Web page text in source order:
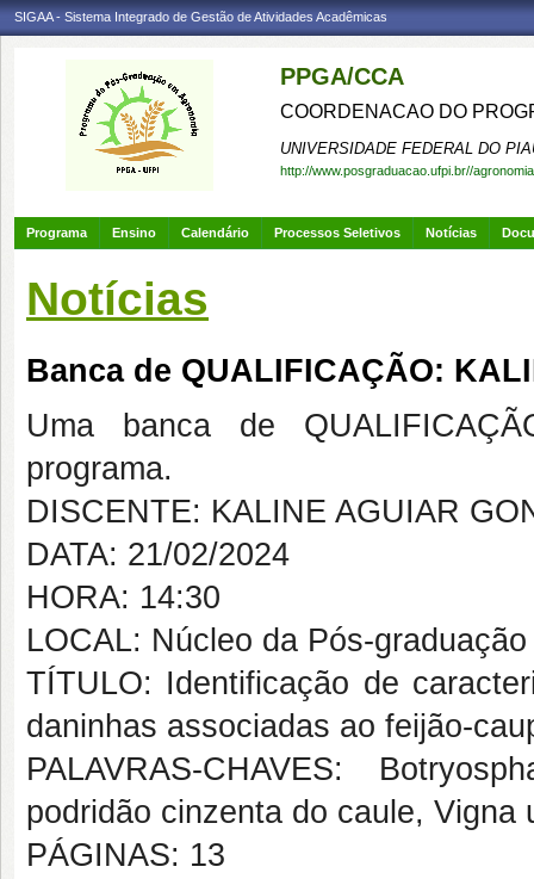
SIGAA - Sistema Integrado de Gestão de Atividades Acadêmicas
PPGA/CCA
COORDENACAO DO
UNIVERSIDADE FEDERAL DO
http://www.posgraduacao.ufpi.br//agronomia
Programa Ensino Calendário Processos Seletivos Notícias
Notícias
Banca de QUALIFICAÇÃO:
Uma banca de
programa.
DISCENTE: KALINE AGUIAR
DATA: 21/02/2024
HORA: 14:30
LOCAL: Núcleo da Pós-
TÍTULO: Identificação de
daninhas associadas ao feijão-
PALAVRAS-CHAVES:
podridão cinzenta do caule, Vigna
PÁGINAS: 13